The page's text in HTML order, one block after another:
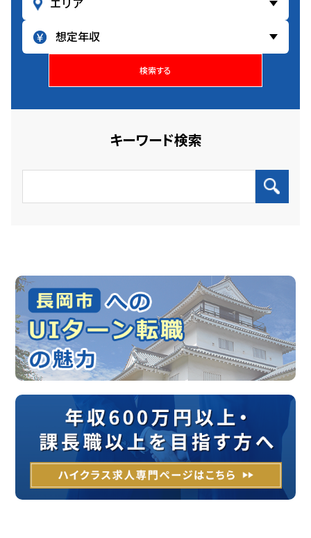
検索する
キーワード検索